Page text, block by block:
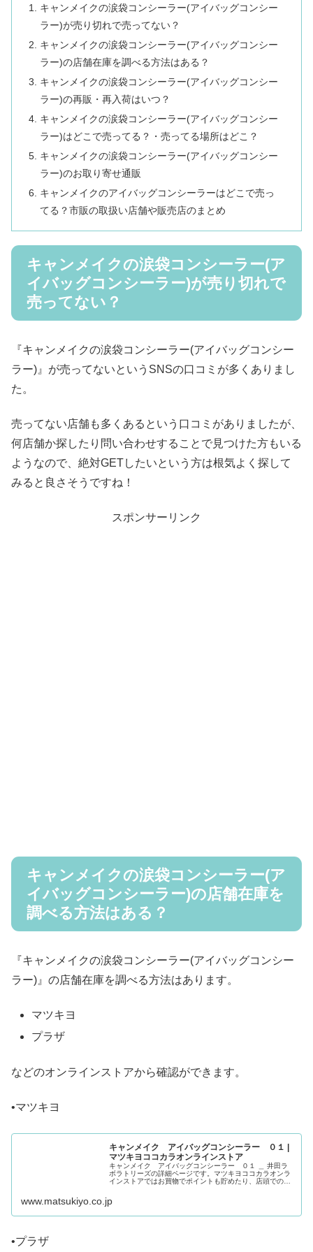
キャンメイクの涙袋コンシーラー(アイバッグコンシー
ラー)が売り切れで売ってない？
キャンメイクの涙袋コンシーラー(アイバッグコンシー
ラー)の店舗在庫を調べる方法はある？
キャンメイクの涙袋コンシーラー(アイバッグコンシー
ラー)の再販・再入荷はいつ？
キャンメイクの涙袋コンシーラー(アイバッグコンシー
ラー)はどこで売ってる？・売ってる場所はどこ？
キャンメイクの涙袋コンシーラー(アイバッグコンシー
ラー)のお取り寄せ通販
キャンメイクのアイバッグコンシーラーはどこで売っ
てる？市販の取扱い店舗や販売店のまとめ
キャンメイクの涙袋コンシーラー(ア
イバッグコンシーラー)が売り切れで
売ってない？
『キャンメイクの涙袋コンシーラー(アイバッグコンシー
ラー)』が売ってないというSNSの口コミが多くありまし
た。
売ってない店舗も多くあるという口コミがありましたが、
何店舗か探したり問い合わせすることで見つけた方もいる
ようなので、絶対GETしたいという方は根気よく探して
みると良さそうですね！
スポンサーリンク
キャンメイクの涙袋コンシーラー(ア
イバッグコンシーラー)の店舗在庫を
調べる方法はある？
『キャンメイクの涙袋コンシーラー(アイバッグコンシー
ラー)』の店舗在庫を調べる方法はあります。
マツキヨ
プラザ
などのオンラインストアから確認ができます。
•マツキヨ
キャンメイク アイバッグコンシーラー ０１ |
マツキヨココカラオンラインストア
キャンメイク アイバッグコンシーラー ０１ ＿ 井田ラ
ボラトリーズの詳細ページです。マツキヨココカラオンラ
インストアではお買物でポイントも貯めたり、店頭での受
www.matsukiyo.co.jp
•プラザ